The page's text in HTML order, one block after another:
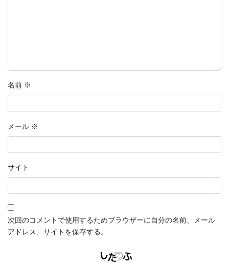
名前 ※
メール ※
サイト
次回のコメントで使用するためブラウザーに自分の名前、メール
アドレス、サイトを保存する。